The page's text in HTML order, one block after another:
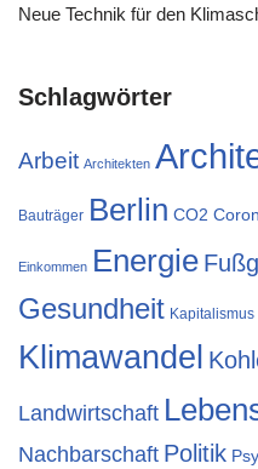
Neue Technik für den
Schlagwörter
Arbeit Architekten
Bauträger Berlin CO2
Einkommen Energie
Gesundheit Kapitalismus
Klimawandel
Landwirtschaft
Nachbarschaft Politik